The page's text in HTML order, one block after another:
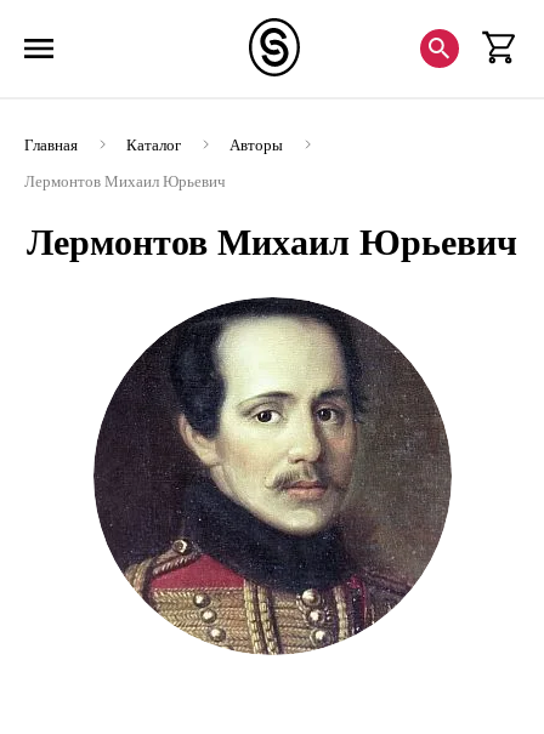
Главная Каталог
Авторы
Лермонтов Михаил Юрьевич
Лермонтов Михаил Юрьевич